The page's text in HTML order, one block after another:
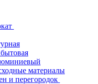
материалы
и перегородок